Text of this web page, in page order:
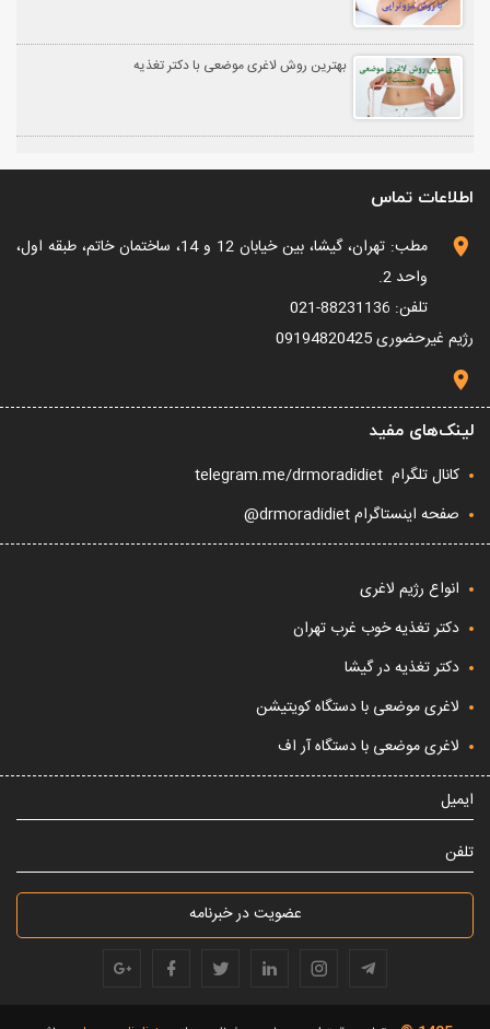
بهترین روش لاغری موضعی با دکتر تغذیه
اطلاعات تماس
مطب: تهران، گیشا، بین خیابان 12 و 14، ساختمان خاتم، طبقه اول،
واحد 2.
تلفن: 88231136-021
رژیم غیرحضوری09194820425
لینک‌های مفید
کانال تلگرام telegram.me/drmoradidiet
صفحه اینستاگرام drmoradidiet@
انواع رژیم لاغری
دکتر تغذیه خوب غرب تهران
دکتر تغذیه در گیشا
لاغری موضعی با دستگاه کویتیشن
لاغری موضعی با دستگاه آر اف
ایمیل
تلفن
عضویت در خبرنامه